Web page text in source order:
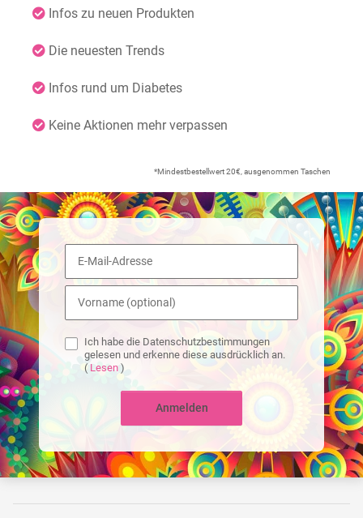
Ich habe die Datenschutzbestimmungen
gelesen und erkenne diese ausdrücklich an.
( Lesen )
Anmelden
Infos zu neuen Produkten
Die neuesten Trends
Infos rund um Diabetes
Keine Aktionen mehr verpassen
*Mindestbestellwert 20€, ausgenommen Taschen